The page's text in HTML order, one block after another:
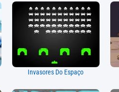
Invasores Do Espaço